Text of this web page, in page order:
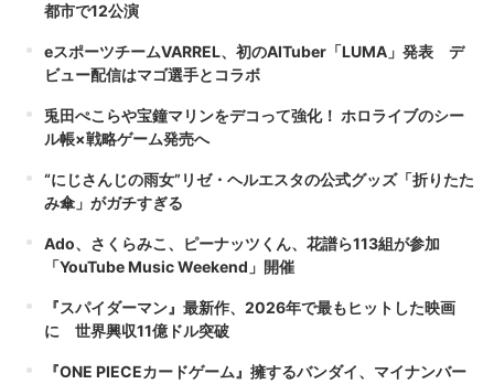
都市で12公演
eスポーツチームVARREL、初のAITuber「LUMA」発表 デ
ビュー配信はマゴ選手とコラボ
兎田ぺこらや宝鐘マリンをデコって強化！ ホロライブのシー
ル帳×戦略ゲーム発売へ
“にじさんじの雨女”リゼ・ヘルエスタの公式グッズ「折りたた
み傘」がガチすぎる
Ado、さくらみこ、ピーナッツくん、花譜ら113組が参加
「YouTube Music Weekend」開催
『スパイダーマン』最新作、2026年で最もヒットした映画
に 世界興収11億ドル突破
『ONE PIECEカードゲーム』擁するバンダイ、マイナンバー